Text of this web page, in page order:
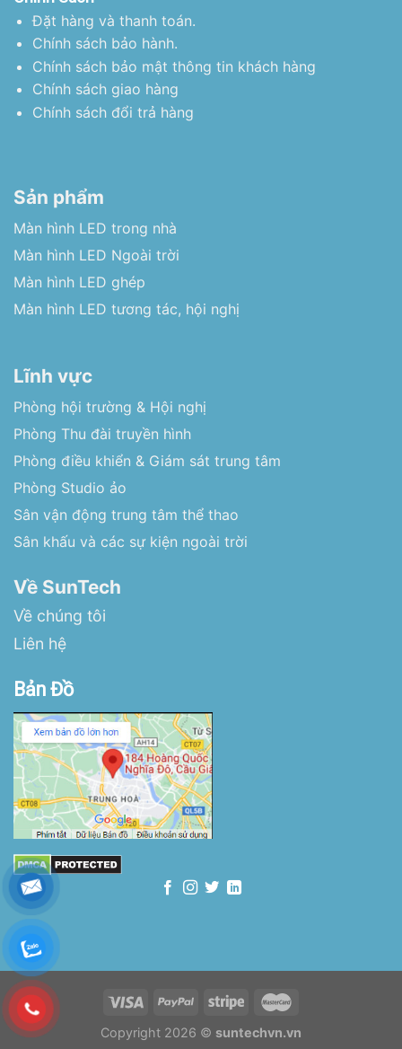
Đặt hàng và thanh toán.
Chính sách bảo hành.
Chính sách bảo mật thông tin khách hàng
Chính sách giao hàng
Chính sách đổi trả hàng
Sản phẩm
Màn hình LED trong nhà
Màn hình LED Ngoài trời
Màn hình LED ghép
Màn hình LED tương tác, hội nghị
Lĩnh vực
Phòng hội trường & Hội nghị
Phòng Thu đài truyền hình
Phòng điều khiển & Giám sát trung tâm
Phòng Studio ảo
Sân vận động trung tâm thể thao
Sân khấu và các sự kiện ngoài trời
Về SunTech
Về chúng tôi
Liên hệ
Bản Đồ
Copyright 2026 © suntechvn.vn